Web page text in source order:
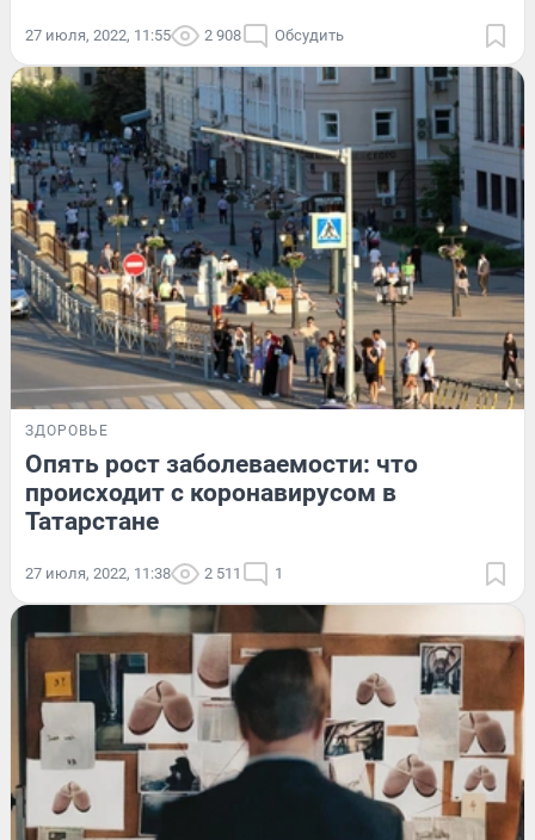
27 июля, 2022, 11:55 2 908 Обсудить
ЗДОРОВЬЕ
Опять рост заболеваемости: что
происходит с коронавирусом в
Татарстане
27 июля, 2022, 11:38 2 511 1